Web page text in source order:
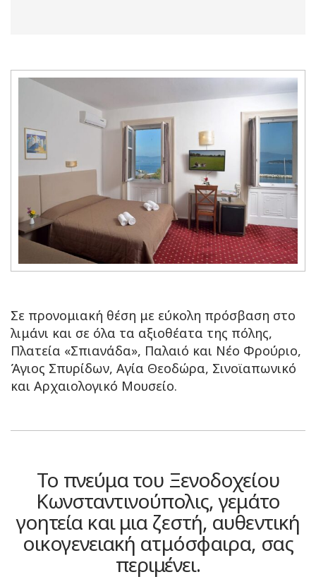
Σε προνομιακή θέση με εύκολη πρόσβαση στο
λιμάνι και σε όλα τα αξιοθέατα της πόλης,
Πλατεία «Σπιανάδα», Παλαιό και Νέο Φρούριο,
Άγιος Σπυρίδων, Αγία Θεοδώρα, Σινοϊαπωνικό
και Αρχαιολογικό Μουσείο.
Το πνεύμα του Ξενοδοχείου
Κωνσταντινούπολις, γεμάτο
γοητεία και μια ζεστή, αυθεντική
οικογενειακή ατμόσφαιρα, σας
περιμένει.